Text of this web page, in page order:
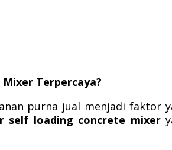
Terpercaya?
purna jual menjadi faktor
self loading concrete mixer